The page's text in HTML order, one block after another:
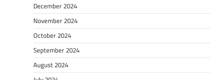
December 2024
November 2024
October 2024
September 2024
August 2024